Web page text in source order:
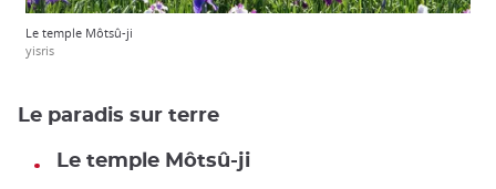
Le temple Môtsû-ji
yisris
Le paradis sur terre
Le temple Môtsû-ji